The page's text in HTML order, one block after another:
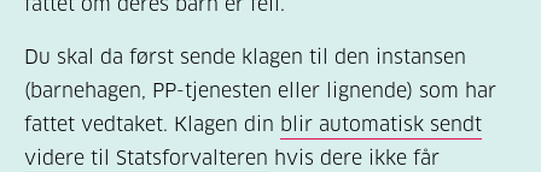
Du skal da først sende klagen til den instansen
(barnehagen, PP-tjenesten eller lignende) som har
fattet vedtaket. Klagen din blir automatisk sendt
videre til Statsforvalteren hvis dere ikke får